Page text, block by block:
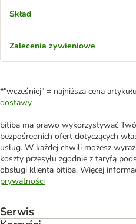
Skład
Zalecenia żywieniowe
*"wcześniej" = najniższa cena
dostawy
bitiba ma prawo wykorzystywać
bezpośrednich ofert dotyczących
usług. W każdej chwili możesz
koszty przesyłu zgodnie z taryfą
obsługi klienta bitiba. Więcej
prywatności
Serwis